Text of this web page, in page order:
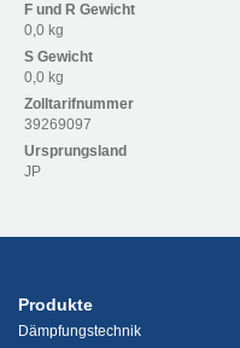
F und R Gewicht
0,0 kg
S Gewicht
0,0 kg
Zolltarifnummer
39269097
Ursprungsland
JP
Produkte
Dämpfungstechnik